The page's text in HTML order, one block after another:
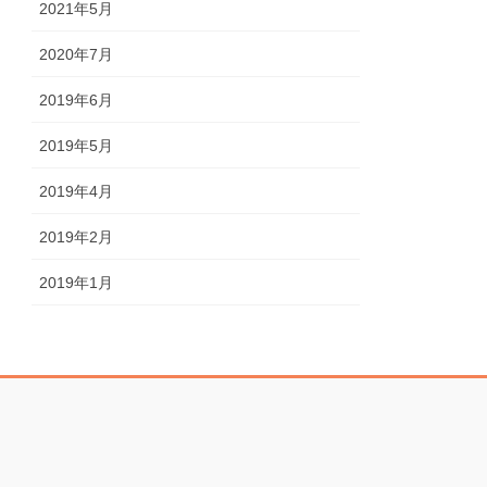
2021年5月
2020年7月
2019年6月
2019年5月
2019年4月
2019年2月
2019年1月